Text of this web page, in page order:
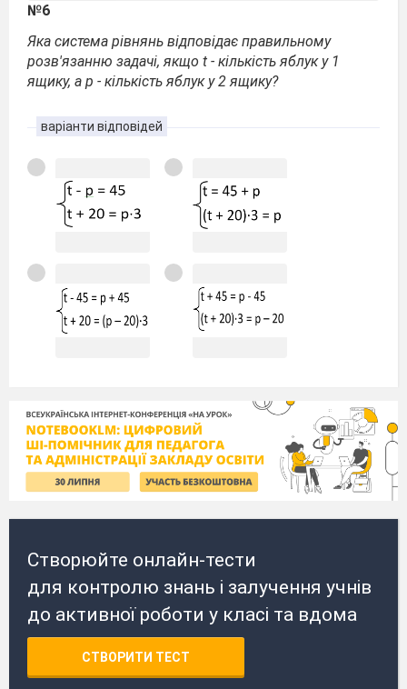
№6
Яка система рівнянь відповідає правильному
розв'язанню задачі, якщо t - кількість яблук у 1
ящику, а p - кількість яблук у 2 ящику?
варіанти відповідей
Створюйте онлайн-тести
для контролю знань і залучення учнів
до активної роботи у класі та вдома
СТВОРИТИ ТЕСТ